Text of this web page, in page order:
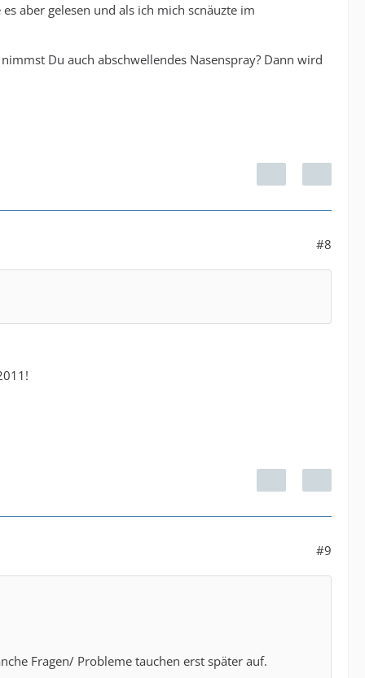
aber gelesen und als ich mich scnäuzte im
Du auch abschwellendes Nasenspray? Dann wird
#8
#9
Fragen/ Probleme tauchen erst später auf.